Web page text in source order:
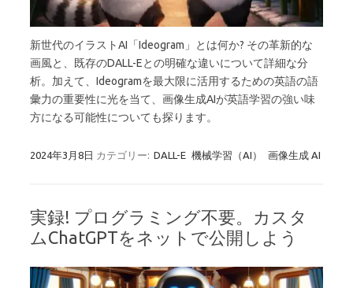
新世代のイラストAI「Ideogram」とは何か? その革新的な
画風と、既存のDALL-Eとの明確な違いについて詳細な分
析。加えて、Ideogramを最大限に活用するための英語の語
彙力の重要性に光を当て、画像生成AIが英語学習の強い味
方になる可能性についても探ります。
2024年3月8日 カテゴリー: DALL-E 機械学習（AI） 画像生成 AI
実録! プログラミング不要。カスタ
ムChatGPTをネットで公開しよう